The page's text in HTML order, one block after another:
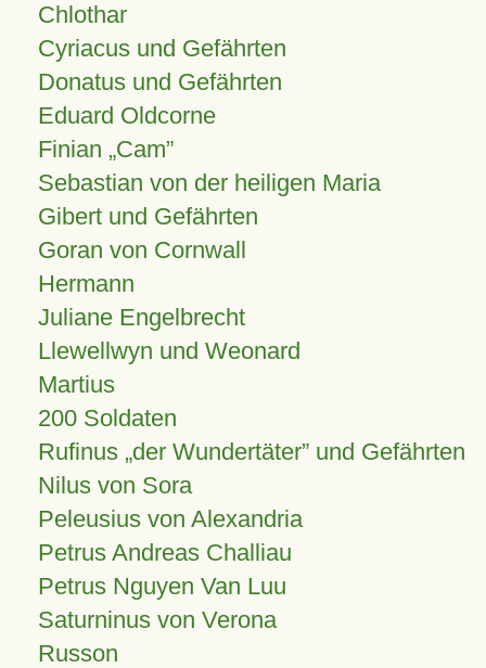
Chlothar
Cyriacus und Gefährten
Donatus und Gefährten
Eduard Oldcorne
Finian Cam
Sebastian von der heiligen Maria
Gibert und Gefährten
Goran von Cornwall
Hermann
Juliane Engelbrecht
Llewellwyn und Weonard
Martius
200 Soldaten
Rufinus „der Wundertäter” und Gefährten
Nilus von Sora
Peleusius von Alexandria
Petrus Andreas Challiau
Petrus Nguyen Van Luu
Saturninus von Verona
Russon